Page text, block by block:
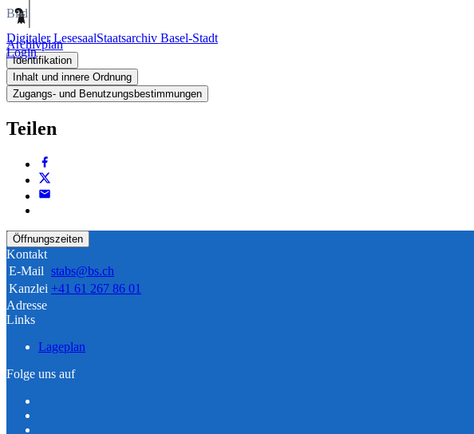
Digitaler LesesaalStaatsarchiv Basel-Stadt
Login
Bild
Archivplan
Identifikation
Inhalt und innere Ordnung
Zugangs- und Benutzungsbestimmungen
Teilen
Öffnungszeiten
Kontakt
E-Mail stabs@bs.ch
Kanzlei +41 61 267 86 01
Adresse
Links
Lageplan
Folge uns auf